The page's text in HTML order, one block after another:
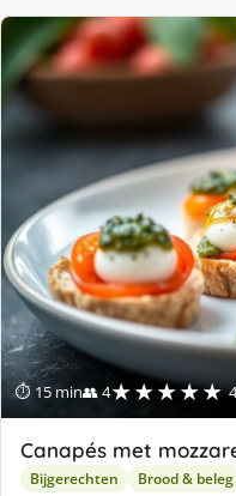
⏱ 15 min👥 4★★★★★
Canapés met
Bijgerechten Brood & beleg